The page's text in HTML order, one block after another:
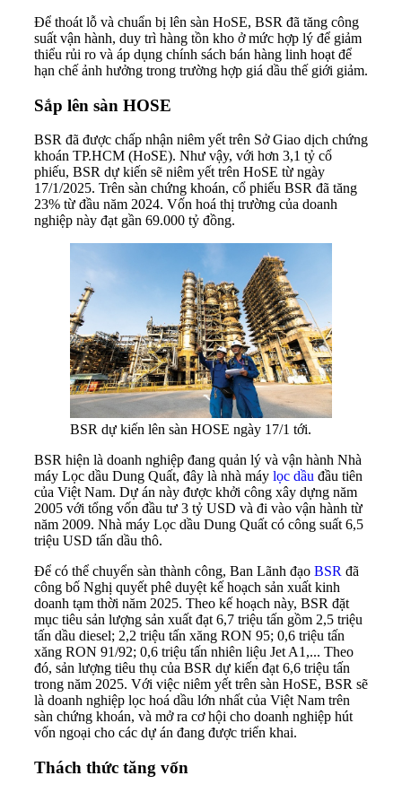
Để thoát lỗ và chuẩn bị lên sàn HoSE, BSR đã tăng công
suất vận hành, duy trì hàng tồn kho ở mức hợp lý để giảm
thiểu rủi ro và áp dụng chính sách bán hàng linh hoạt để
hạn chế ảnh hưởng trong trường hợp giá dầu thế giới giảm.
Sắp lên sàn HOSE
BSR đã được chấp nhận niêm yết trên Sở Giao dịch chứng
khoán TP.HCM (HoSE). Như vậy, với hơn 3,1 tỷ cổ
phiếu, BSR dự kiến sẽ niêm yết trên HoSE từ ngày
17/1/2025. Trên sàn chứng khoán, cổ phiếu BSR đã tăng
23% từ đầu năm 2024. Vốn hoá thị trường của doanh
nghiệp này đạt gần 69.000 tỷ đồng.
BSR dự kiến lên sàn HOSE ngày 17/1 tới.
BSR hiện là doanh nghiệp đang quản lý và vận hành Nhà
máy Lọc dầu Dung Quất, đây là nhà máy lọc dầu đầu tiên
của Việt Nam. Dự án này được khởi công xây dựng năm
2005 với tổng vốn đầu tư 3 tỷ USD và đi vào vận hành từ
năm 2009. Nhà máy Lọc dầu Dung Quất có công suất 6,5
triệu USD tấn dầu thô.
Để có thể chuyển sàn thành công, Ban Lãnh đạo BSR đã
công bố Nghị quyết phê duyệt kế hoạch sản xuất kinh
doanh tạm thời năm 2025. Theo kế hoạch này, BSR đặt
mục tiêu sản lượng sản xuất đạt 6,7 triệu tấn gồm 2,5 triệu
tấn dầu diesel; 2,2 triệu tấn xăng RON 95; 0,6 triệu tấn
xăng RON 91/92; 0,6 triệu tấn nhiên liệu Jet A1,... Theo
đó, sản lượng tiêu thụ của BSR dự kiến đạt 6,6 triệu tấn
trong năm 2025. Với việc niêm yết trên sàn HoSE, BSR sẽ
là doanh nghiệp lọc hoá dầu lớn nhất của Việt Nam trên
sàn chứng khoán, và mở ra cơ hội cho doanh nghiệp hút
vốn ngoại cho các dự án đang được triển khai.
Thách thức tăng vốn